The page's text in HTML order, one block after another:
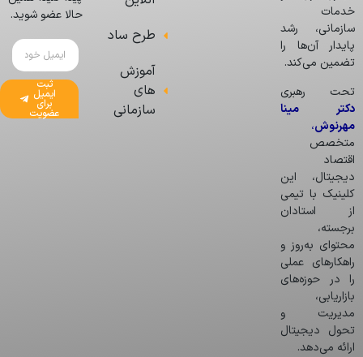
خدمات
سازمانی، رشد
پایدار آن‌ها را
تضمین می‌کند.
تحت رهبری
دکتر مینا
مهرنوش،
متخصص
اقتصاد
دیجیتال، این
کلینیک با تیمی
از استادان
برجسته،
محتوای به‌روز و
راهکارهای عملی
را در حوزه‌های
بازاریابی،
مدیریت و
تحول دیجیتال
ارائه می‌دهد.
طرح ساد
آموزش
های
سازمانی
حالا عضو شوید.
ثبت
ایمیل
برای
عضویت